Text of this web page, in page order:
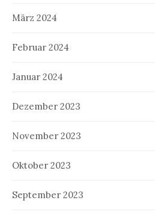
März 2024
Februar 2024
Januar 2024
Dezember 2023
November 2023
Oktober 2023
September 2023